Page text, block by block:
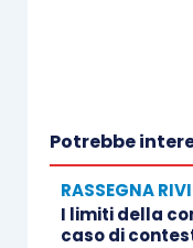
Potrebbe
RASSEGNA
I limiti della
caso di